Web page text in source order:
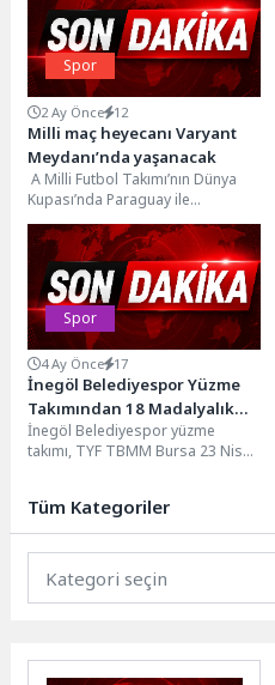
Spor
2 Ay Önce 12
Milli maç heyecanı Varyant
Meydanı’nda yaşanacak
A Milli Futbol Takımı’nın Dünya
Kupası’nda Paraguay ile
oynayacağı karşılaşma Antalya
Büyükşehir Belediyesi tarafından
dev...
Spor
4 Ay Önce 17
İnegöl Belediyespor Yüzme
Takımından 18 Madalyalık
Gurur
İnegöl Belediyespor yüzme
takımı, TYF TBMM Bursa 23 Nisan
Tüm Kategoriler